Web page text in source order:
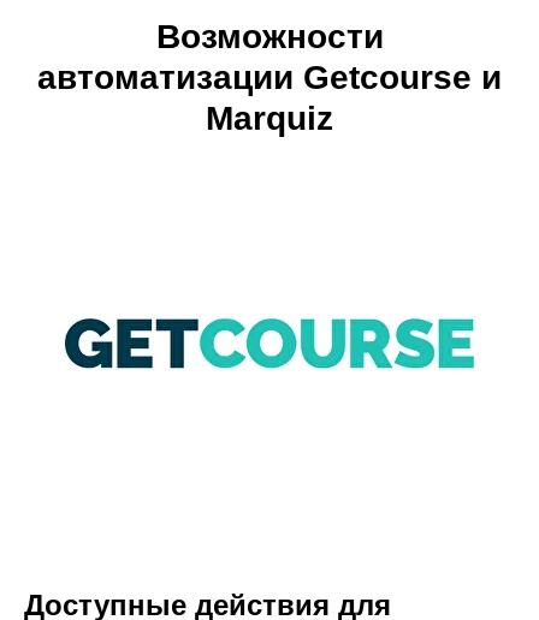
Возможности
автоматизации Getcourse и
Marquiz
Доступные действия для